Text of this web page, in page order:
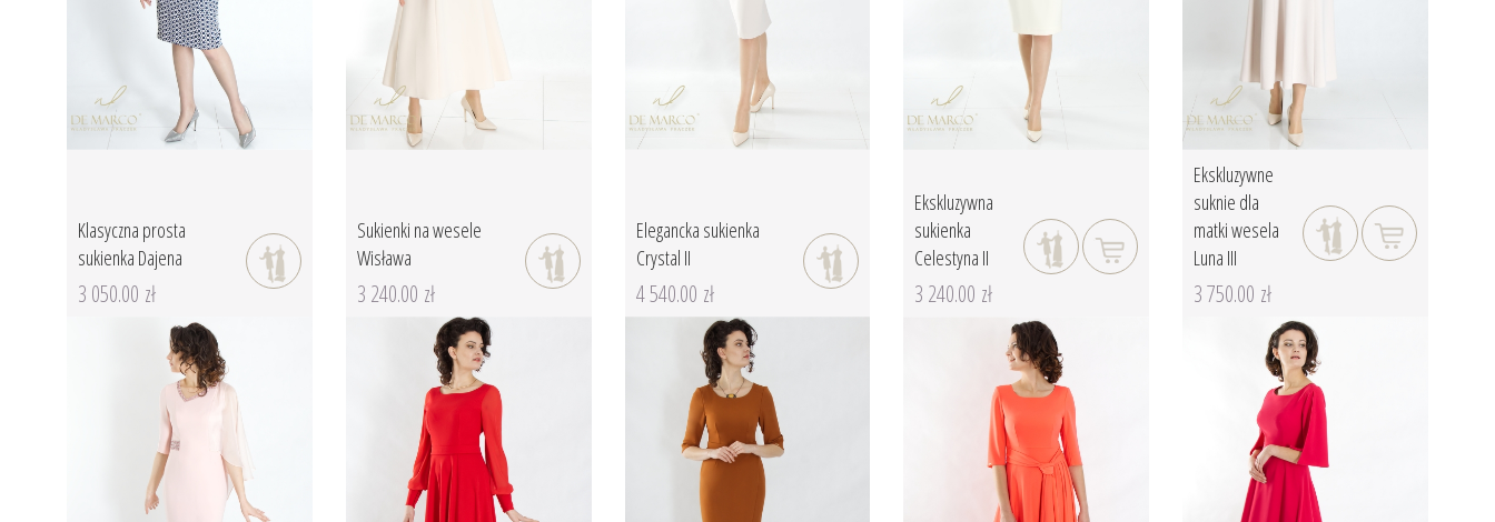
Klasyczna prosta
sukienka Dajena
3 050.00 zł
Sukienki na wesele
Wisława
3 240.00 zł
Elegancka sukienka
Crystal II
4 540.00 zł
Ekskluzywna
sukienka
Celestyna II
3 240.00 zł
Ekskluzywne
suknie dla
matki wesela
Luna III
3 750.00 zł